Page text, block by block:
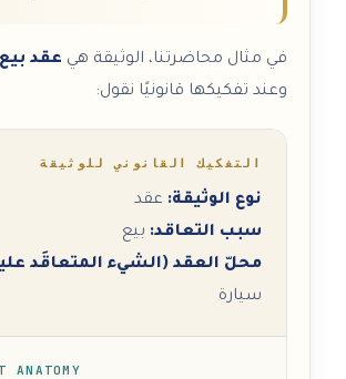
في مثال محاضرتنا، الوثيقة هي عقد
وعند تفكيكها قانونيًا نقول:
التفكيك القانوني للوثيقة
نوع الوثيقة: عقد
سبب التعاقد: بيع
محلّ العقد (الشيء المتعاقَد
سيارة
ANATOMY